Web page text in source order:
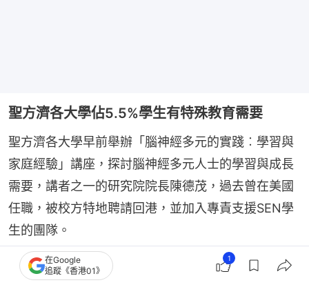
聖方濟各大學佔5.5%學生有特殊教育需要
聖方濟各大學早前舉辦「腦神經多元的實踐︰學習與
家庭經驗」講座，探討腦神經多元人士的學習與成長
需要，講者之一的研究院院長陳德茂，過去曾在美國
任職，被校方特地聘請回港，並加入專責支援SEN學
生的團隊。
陳德茂表示，應仿傚外國不再以SEN來定義相關學
在Google
追蹤《香港01》
1